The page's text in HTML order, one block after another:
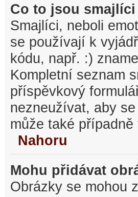
Co to jsou
Smajlíci, neboli
se používají k
kódu, např. :)
Kompletní seznam
příspěvkový
nezneužívat, aby
může také
Nahoru
Mohu přidávat
Obrázky se mohou